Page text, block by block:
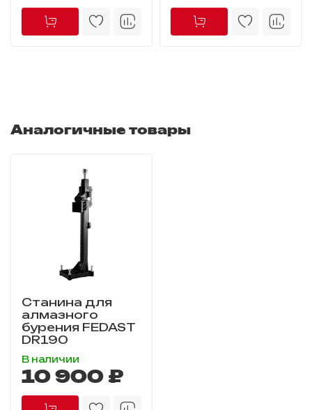
Аналогичные товары
Станина для
алмазного
бурения FEDAST
DR190
В наличии
10 900 ₽